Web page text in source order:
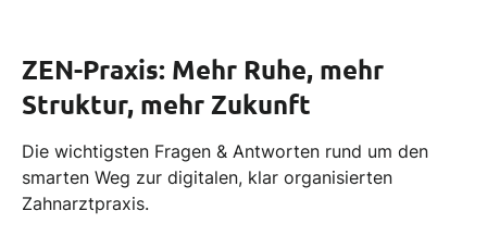
So funktioniert’s im Alltag
ZEN-Praxis: Mehr Ruhe, mehr
Struktur, mehr Zukunft
Die wichtigsten Fragen & Antworten rund um den
smarten Weg zur digitalen, klar organisierten
Zahnarztpraxis.